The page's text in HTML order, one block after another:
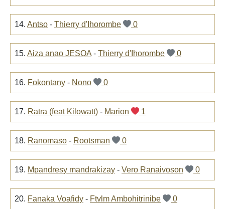
14. Antso - Thierry d'Ihorombe 0
15. Aiza anao JESOA - Thierry d'Ihorombe 0
16. Fokontany - Nono 0
17. Ratra (feat Kilowatt) - Marion 1
18. Ranomaso - Rootsman 0
19. Mpandresy mandrakizay - Vero Ranaivoson 0
20. Fanaka Voafidy - Ftvlm Ambohitrinibe 0